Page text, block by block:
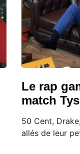
Le rap
match
50 Cent,
allés de leur